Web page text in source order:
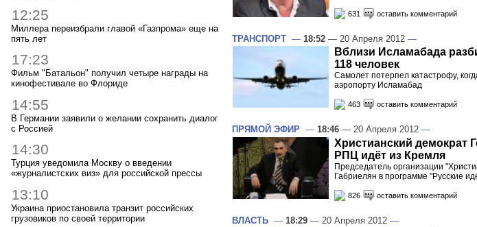
12:25
Миллера переизбрали главой «Газпрома» еще на
пять лет
17:23
Фильм "Батальон" получил четыре награды на
кинофестивале во Флориде
14:55
В Германии заявили о желании сохранить диалог
с Россией
14:30
Турция уведомила Москву о введении
«журналистских виз» для российской прессы
13:10
Украина приостановила транзит российских
грузовиков по своей территории
631 оставить комментарий
ТРАНСПОРТ — 18:52 — 20 Апреля 2012 —
Вблизи Исламабада
118 человек
Самолет потерпел катастрофу,
аэропорту Исламабад
463 оставить комментарий
ПРЯМОЙ ЭФИР — 18:46 — 20 Апреля 2012 —
Христианский демократ
РПЦ идёт из Кремля
Председатель организации
Габриелян в программе "Русские
826 оставить комментарий
ВЛАСТЬ — 18:29 — 20 Апреля 2012 —